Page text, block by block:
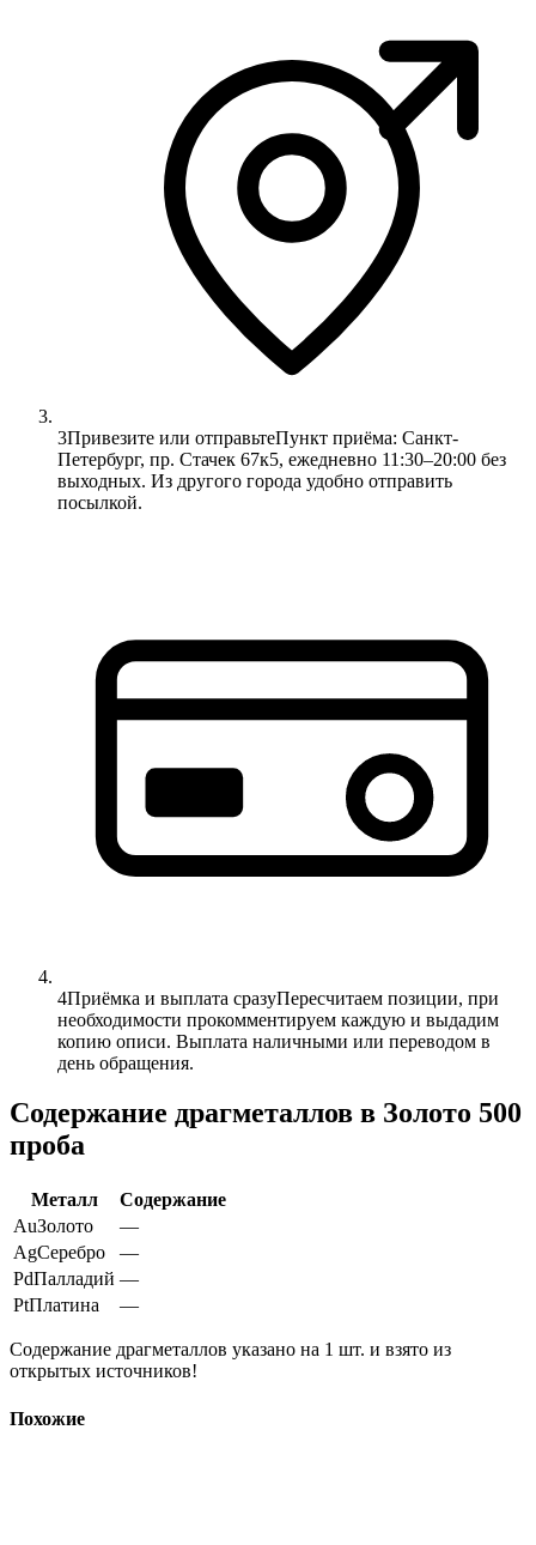
3Привезите или отправьтеПункт приёма: Санкт-
Петербург, пр. Стачек 67к5, ежедневно 11:30–20:00 без
выходных. Из другого города удобно отправить
посылкой.
4Приёмка и выплата сразуПересчитаем позиции, при
необходимости прокомментируем каждую и выдадим
копию описи. Выплата наличными или переводом в
день обращения.
Содержание драгметаллов в Золото 500
проба
Металл
Содержание
AuЗолото
—
AgСеребро
—
PdПалладий —
PtПлатина —
Содержание драгметаллов указано на 1 шт. и взято из
открытых источников!
Похожие